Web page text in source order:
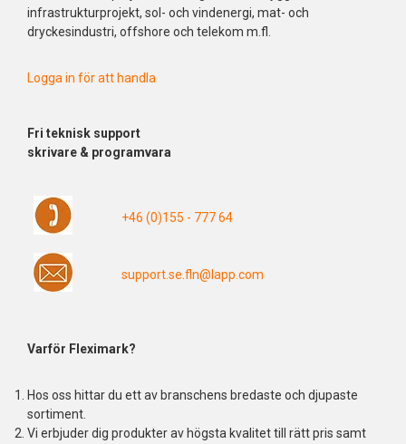
infrastrukturprojekt, sol- och vindenergi, mat- och
dryckesindustri, offshore och telekom m.fl.
Logga in för att handla
Fri teknisk support
skrivare & programvara
+46 (0)155 - 777 64
support.se.fln@lapp.com
Varför Fleximark?
Hos oss hittar du ett av branschens bredaste och djupaste
sortiment.
Vi erbjuder dig produkter av högsta kvalitet till rätt pris samt